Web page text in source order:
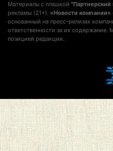
Материалы с плашкой "Партнерский
рекламы (21+). «Новости компании»
основанный на пресс-релизах
ответственности за их содержание.
позицией редакции.